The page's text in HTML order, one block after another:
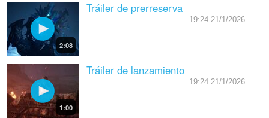
2:08
Tráiler de prerreserva
19:24 21/1/2026
1:00
Tráiler de lanzamiento
19:24 21/1/2026